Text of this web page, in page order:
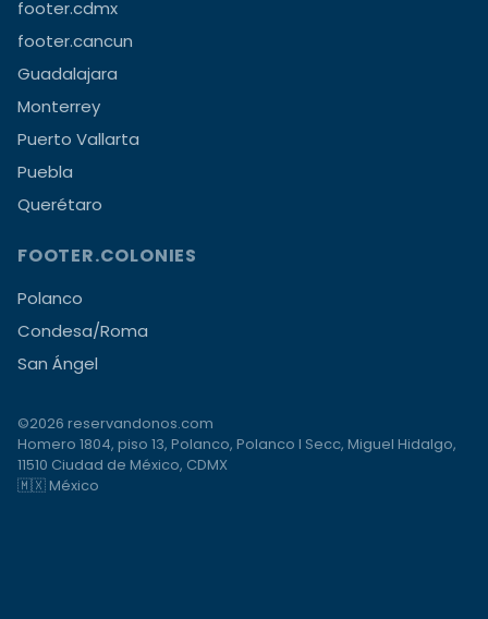
footer.cdmx
footer.cancun
Guadalajara
Monterrey
Puerto Vallarta
Puebla
Querétaro
FOOTER.COLONIES
Polanco
Condesa/Roma
San Ángel
©2026 reservandonos.com
Homero 1804, piso 13, Polanco, Polanco I Secc, Miguel Hidalgo,
11510 Ciudad de México, CDMX
🇲🇽 México